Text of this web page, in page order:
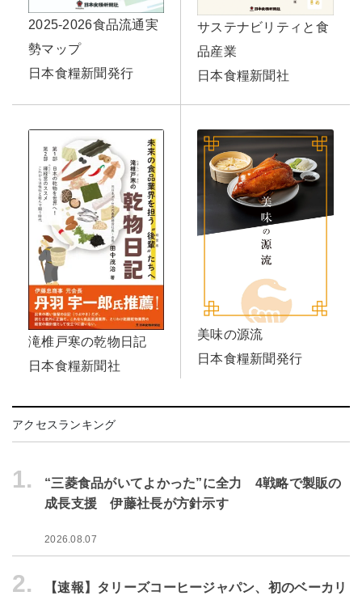
2025-2026食品流通実
勢マップ
日本食糧新聞発行
サステナビリティと食
品産業
日本食糧新聞社
滝椎戸寒の乾物日記
日本食糧新聞社
美味の源流
日本食糧新聞発行
アクセスランキング
1.
“三菱食品がいてよかった”に全力 4戦略で製販の
成長支援 伊藤社長が方針示す
2026.08.07
2.
【速報】タリーズコーヒージャパン、初のベーカリ